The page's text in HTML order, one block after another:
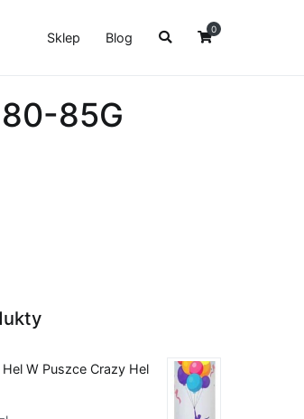
Sklep Blog
0
85G
Hel W Puszce Crazy Hel